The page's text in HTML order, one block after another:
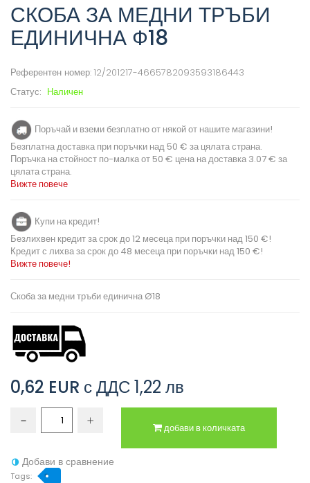
СКОБА ЗА МЕДНИ ТРЪБИ
ЕДИНИЧНА Ф18
Референтен номер: 12/201217-4665782093593186443
Статус: Наличен
Поръчай и вземи безплатно от някой от нашите магазини!
Безплатна доставка при поръчки над 50 € за цялата страна.
Поръчка на стойност по-малка от 50 € цена на доставка 3.07 € за
цялата страна.
Вижте повече
Купи на кредит!
Безлихвен кредит за срок до 12 месеца при поръчки над 150 €!
Кредит с лихва за срок до 48 месеца при поръчки над 150 €!
Вижте повече!
Скоба за медни тръби единична Ø18
0,62 EUR с ДДС 1,22 лв
добави в количката
Добави в сравнение
Tags: